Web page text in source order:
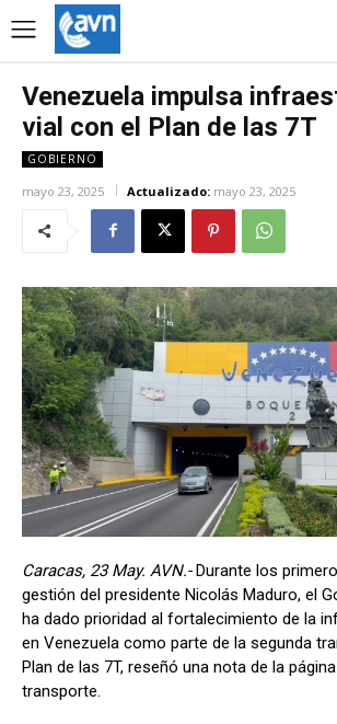
Venezuela impulsa
vial con el Plan de las 7T
GOBIERNO
mayo 23, 2025 Actualizado: mayo 23, 2025
Caracas, 23 May. AVN.-Durante los
gestión del presidente Nicolás Maduro, el
ha dado prioridad al fortalecimiento de la
en Venezuela como parte de la segunda
Plan de las 7T, reseñó una nota de la
transporte.